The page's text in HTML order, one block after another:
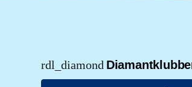
rdl_diamond